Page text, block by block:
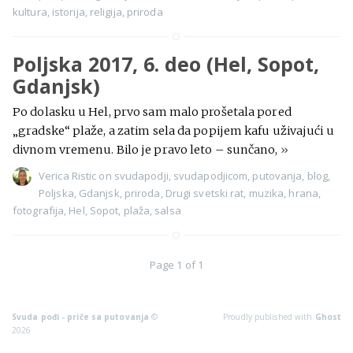
kultura istorija religija priroda
Poljska 2017, 6. deo (Hel, Sopot,
Gdanjsk)
Po dolasku u Hel, prvo sam malo prošetala pored
„gradske“ plaže, a zatim sela da popijem kafu uživajući u
divnom vremenu. Bilo je pravo leto – sunčano, »
Verica Ristic on svudapodji, svudapodjicom, putovanja, blog,
Poljska, Gdanjsk, priroda, Drugi svetski rat, muzika, hrana,
fotografija, Hel, Sopot, plaža, salsa
Page 1 of 1
Svuda pođi - priče sa putovanja ©
2026
Proudly published with Ghost